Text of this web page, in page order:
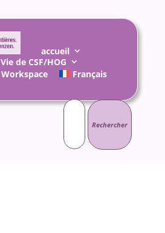
accueil
Vie de CSF/HOG
Workspace
Français
Rechercher :